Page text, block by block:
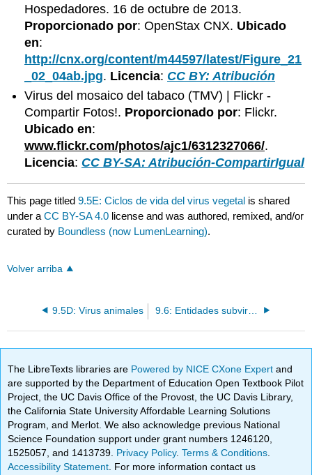
Hospedadores. 16 de octubre de 2013.
Proporcionado por: OpenStax CNX. Ubicado
en:
http://cnx.org/content/m44597/latest/Figure_21
_02_04ab.jpg. Licencia: CC BY: Atribución
Virus del mosaico del tabaco (TMV) | Flickr -
Compartir Fotos!. Proporcionado por: Flickr.
Ubicado en:
www.flickr.com/photos/ajc1/6312327066/.
Licencia: CC BY-SA: Atribución-CompartirIgual
This page titled9.5E: Ciclos de vida del virus vegetal is shared
under aCC BY-SA 4.0 license and was authored, remixed, and/or
curated by Boundless (now LumenLearning).
Volver arriba
9.5D: Virus animales 9.6: Entidades subvirales
The LibreTexts libraries are Powered by NICE CXone Expertand
are supported by the Department of Education Open Textbook Pilot
Project, the UC Davis Office of the Provost, the UC Davis Library,
the California State University Affordable Learning Solutions
Program, and Merlot. We also acknowledge previous National
Science Foundation support under grant numbers 1246120,
1525057, and 1413739. Privacy Policy.Terms & Conditions
Accessibility Statement . For more information contact us